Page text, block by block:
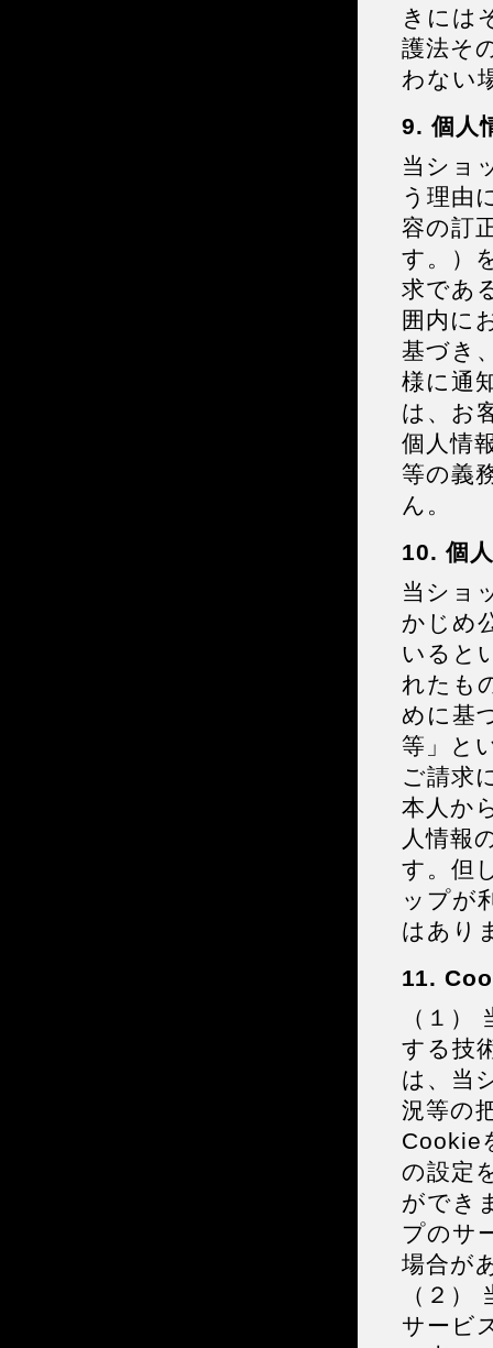
きには
護法そ
わない
9. 個人
当ショ
う理由
容の訂
す。）
求であ
囲内に
基づき
様に通
は、お
個人情
等の義
ん。
10. 個
当ショ
かじめ
いると
れたも
めに基
等」と
ご請求
本人か
人情報
す。但
ップが
はあり
11.
（１
する技
は、当
況等の
Cookie
の設定
ができ
プのサ
場合が
（２
サービ